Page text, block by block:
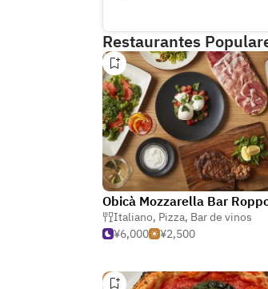
Restaurantes
Italiano, Pizza, Bar de vinos
¥6,000
¥2,500